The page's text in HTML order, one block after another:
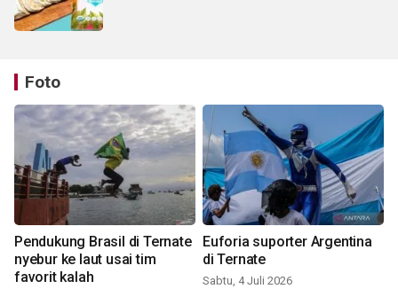
Foto
Pendukung Brasil di Ternate
nyebur ke laut usai tim
favorit kalah
Euforia suporter Argentina
di Ternate
Sabtu, 4 Juli 2026